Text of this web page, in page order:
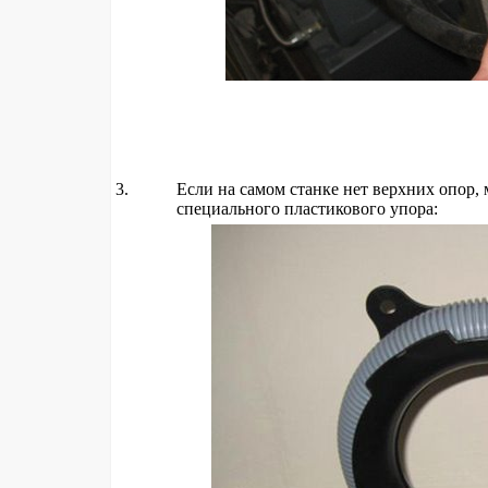
Если на самом станке нет верхних
специального пластикового упора: